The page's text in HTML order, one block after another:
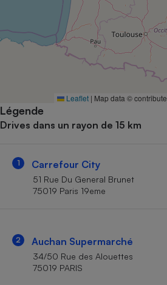
Leaflet | Map data ©
Légende
Drives dans un rayon de 15 km
1 Carrefour City
51 Rue Du General Brunet
75019 Paris 19eme
2 Auchan Supermarché
34/50 Rue des Alouettes
75019 PARIS